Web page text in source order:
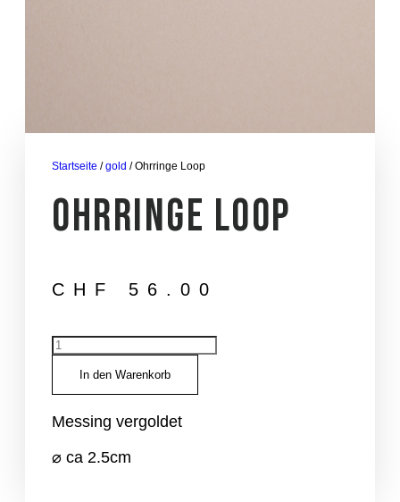
Startseite /gold / Ohrringe Loop
Ohrringe Loop
CHF 56.00
Ohrringe
Loop
MengeIn den Warenkorb
Messing vergoldet
⌀ ca 2.5cm